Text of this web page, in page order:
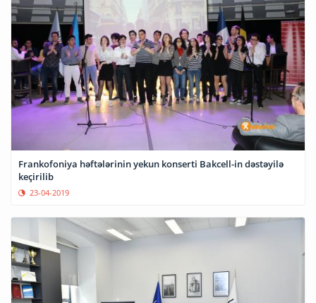
Frankofoniya həftələrinin yekun konserti Bakcell-in dəstəyilə
keçirilib
23-04-2019